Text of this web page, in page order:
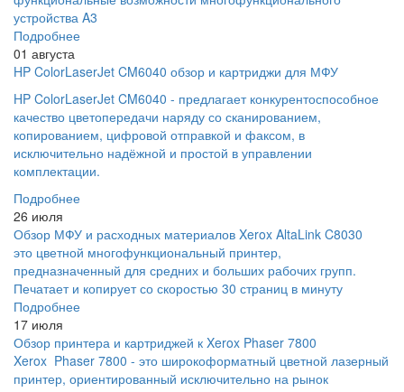
устройства A3
Подробнее
01 августа
HP ColorLaserJet CM6040 обзор и картриджи для МФУ
HP ColorLaserJet CM6040 - предлагает конкурентоспособное
качество цветопередачи наряду со сканированием,
копированием, цифровой отправкой и факсом, в
исключительно надёжной и простой в управлении
комплектации.
Подробнее
26 июля
Обзор МФУ и расходных материалов Xerox AltaLink C8030
это цветной многофункциональный принтер,
предназначенный для средних и больших рабочих групп.
Печатает и копирует со скоростью 30 страниц в минуту
Подробнее
17 июля
Обзор принтера и картриджей к Xerox Phaser 7800
Xerox Phaser 7800 - это широкоформатный цветной лазерный
принтер, ориентированный исключительно на рынок